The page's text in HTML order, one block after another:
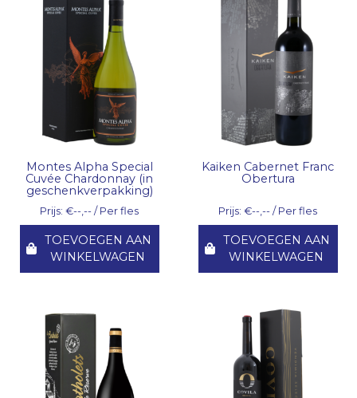
Montes Alpha Special
Cuvée Chardonnay (in
geschenkverpakking)
Prijs: €--,-- / Per fles
TOEVOEGEN AAN
WINKELWAGEN
Kaiken Cabernet Franc
Obertura
Prijs: €--,-- / Per fles
TOEVOEGEN AAN
WINKELWAGEN